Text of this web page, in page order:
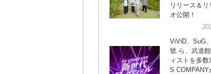
リリース＆
オ公開！
ViViD、SuG
號.ら、武道
ィストを多
S COMPANY